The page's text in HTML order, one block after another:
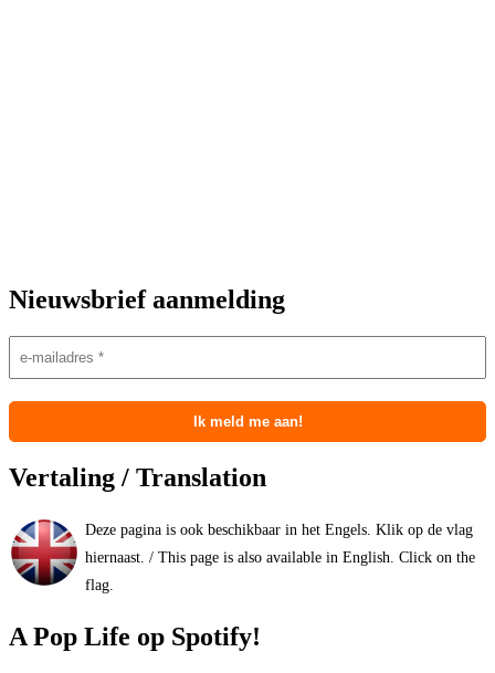
Nieuwsbrief aanmelding
Vertaling / Translation
Deze pagina is ook beschikbaar in het Engels. Klik op de vlag
hiernaast. / This page is also available in English. Click on the
flag.
A Pop Life op Spotify!